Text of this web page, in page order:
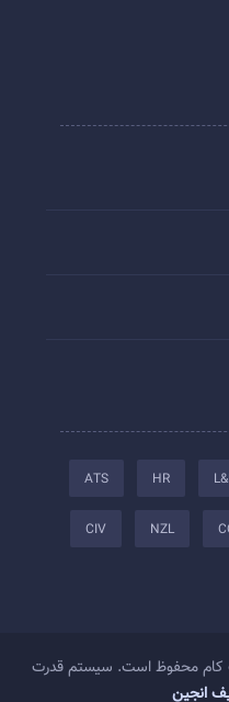
HR
ATS
NZL
CIV
کام محفوظ است. سیستم قدرت
انجین